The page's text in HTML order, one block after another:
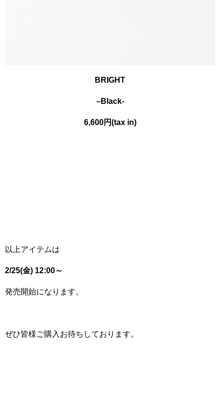
BRIGHT
–Black-
6,600円(tax in)
以上アイテムは
2/25(金) 12:00～
発売開始になります。
ぜひ皆様ご購入お待ちしております。